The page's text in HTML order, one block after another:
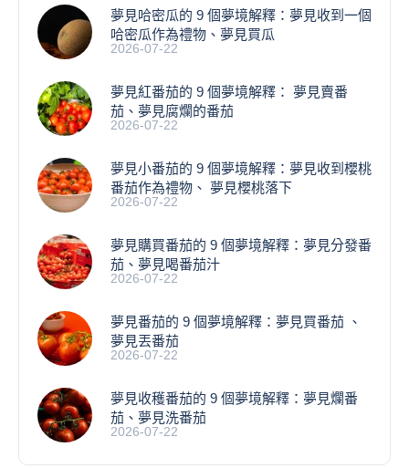
夢見哈密瓜的 9 個夢境解釋：夢見收到一個
哈密瓜作為禮物、夢見買瓜
2026-07-22
夢見紅番茄的 9 個夢境解釋： 夢見賣番
茄、夢見腐爛的番茄
2026-07-22
​夢見小番茄的 9 個夢境解釋：夢見收到櫻桃
番茄作為禮物、 夢見櫻桃落下
2026-07-22
夢見購買番茄的 9 個夢境解釋：夢見分發番
茄、夢見喝番茄汁
2026-07-22
夢見番茄的 9 個夢境解釋：夢見買番茄 、
夢見丟番茄
2026-07-22
夢見收穫番茄的 9 個夢境解釋：夢見爛番
茄、夢見洗番茄
2026-07-22